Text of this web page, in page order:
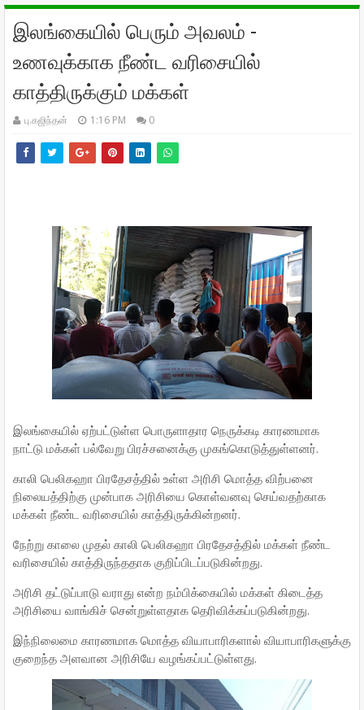
இலங்கையில் பெரும் அவலம் -
உணவுக்காக நீண்ட வரிசையில்
காத்திருக்கும் மக்கள்
பு.கஜிந்தன் 1:16 PM 0
இலங்கையில் ஏற்பட்டுள்ள பொருளாதார நெருக்கடி காரணமாக
நாட்டு மக்கள் பல்வேறு பிரச்சனைக்கு முகங்கொடுத்துள்ளனர்.
காலி பெலிகஹா பிரதேசத்தில் உள்ள அரிசி மொத்த விற்பனை
நிலையத்திற்கு முன்பாக அரிசியை கொள்வனவு செய்வதற்காக
மக்கள் நீண்ட வரிசையில் காத்திருக்கின்றனர்.
நேற்று காலை முதல் காலி பெலிகஹா பிரதேசத்தில் மக்கள் நீண்ட
வரிசையில் காத்திருந்ததாக குறிப்பிடப்படுகின்றது.
அரிசி தட்டுப்பாடு வராது என்ற நம்பிக்கையில் மக்கள் கிடைத்த
அரிசியை வாங்கிச் சென்றுள்ளதாக தெரிவிக்கப்படுகின்றது.
இந்நிலைமை காரணமாக மொத்த வியாபாரிகளால் வியாபாரிகளுக்கு
குறைந்த அளவான அரிசியே வழங்கப்பட்டுள்ளது.